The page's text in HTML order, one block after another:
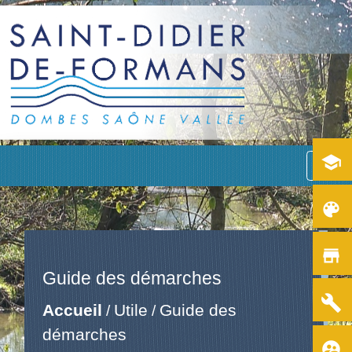
menu
Guide des démarches
Accueil / Utile / Guide des
démarches
school
color_lens
store
build